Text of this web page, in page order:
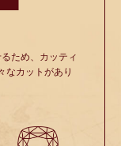
ため、カッティ
なカットがあり